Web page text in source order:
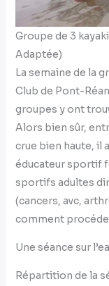
Groupe de 3
Adaptée)
La semaine de la
Club de Pont-
groupes y ont
Alors bien sûr,
crue bien haute, il
éducateur sportif
sportifs adultes
(cancers, avc,
comment
Une séance sur
Répartition de la